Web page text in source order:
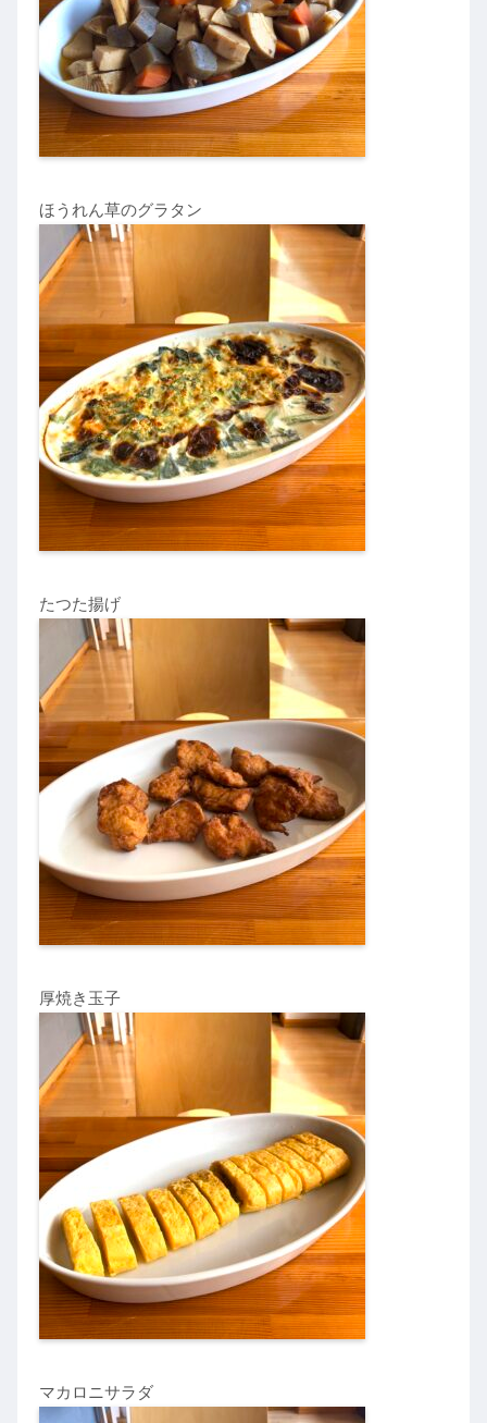
ほうれん草のグラタン
たつた揚げ
厚焼き玉子
マカロニサラダ